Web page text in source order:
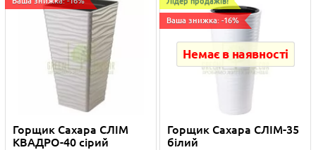
Горщик Сахара СЛІМ
КВАДРО-40 сірий
Ваша знижка: -16%
Немає в наявності
Горщик Сахара СЛІМ-35
білий